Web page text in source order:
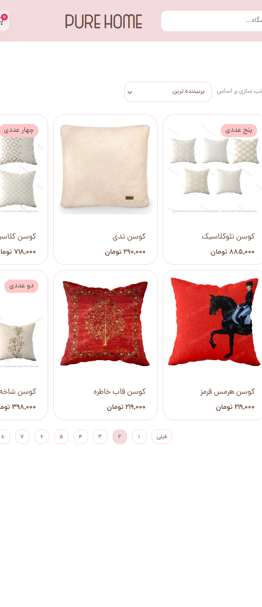
۰
سازی بر اساس پربیننده ترین
کوسن نئوکلاسیک
۸۸۵,۰۰۰ تومان
پنج عددی
کوسن تدی
۲۹۰,۰۰۰ تومان
کوسن
۷۱۸,۰۰۰ تومان
چهار عددی
کوسن هرمس قرمز
۲۱۹,۰۰۰ تومان
کوسن قاب خاطره
۲۱۹,۰۰۰ تومان
کوسن
۳۹۸,۰۰۰ تومان
دو عددی
قبلی ۱ ۲ ۳ ۴ ۵ ۶ ۷ ۸